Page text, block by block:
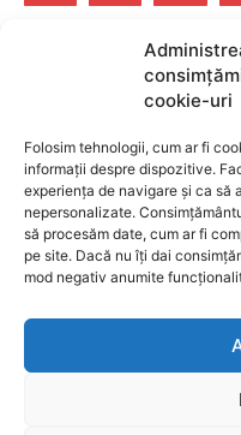
cookie-uri
Folosim tehnologii, cum ar fi
informații despre dispozitive.
experiența de navigare și ca să
nepersonalizate.
să procesăm date, cum ar fi
pe site. Dacă nu îți dai
mod negativ anumite
pentru a Sustrage
UTILE BRASOV 5 august
VIDEO. Criza
Iluminatul public și
restricții
UTILE BRASOV
Brașovenii primesc